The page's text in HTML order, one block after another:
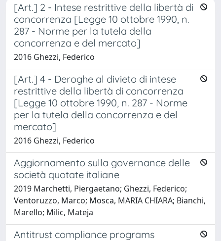
[Art.] 2 - Intese restrittive della libertà di
concorrenza [Legge 10 ottobre 1990, n.
287 - Norme per la tutela della
concorrenza e del mercato]
2016 Ghezzi, Federico
[Art.] 4 - Deroghe al divieto di intese
restrittive della libertà di concorrenza
[Legge 10 ottobre 1990, n. 287 - Norme
per la tutela della concorrenza e del
mercato]
2016 Ghezzi, Federico
Aggiornamento sulla governance delle
società quotate italiane
2019 Marchetti, Piergaetano; Ghezzi, Federico;
Ventoruzzo, Marco; Mosca, MARIA CHIARA; Bianchi,
Marello; Milic, Mateja
Antitrust compliance programs